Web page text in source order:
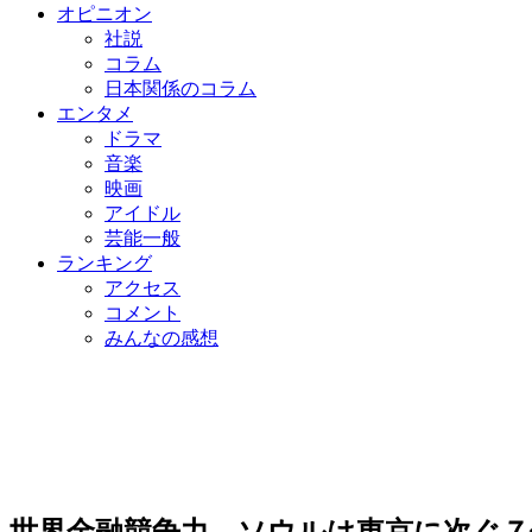
オピニオン
社説
コラム
日本関係のコラム
エンタメ
ドラマ
音楽
映画
アイドル
芸能一般
ランキング
アクセス
コメント
みんなの感想